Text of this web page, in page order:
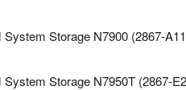
System Storage N7900 (2867-
System Storage N7950T (2867-